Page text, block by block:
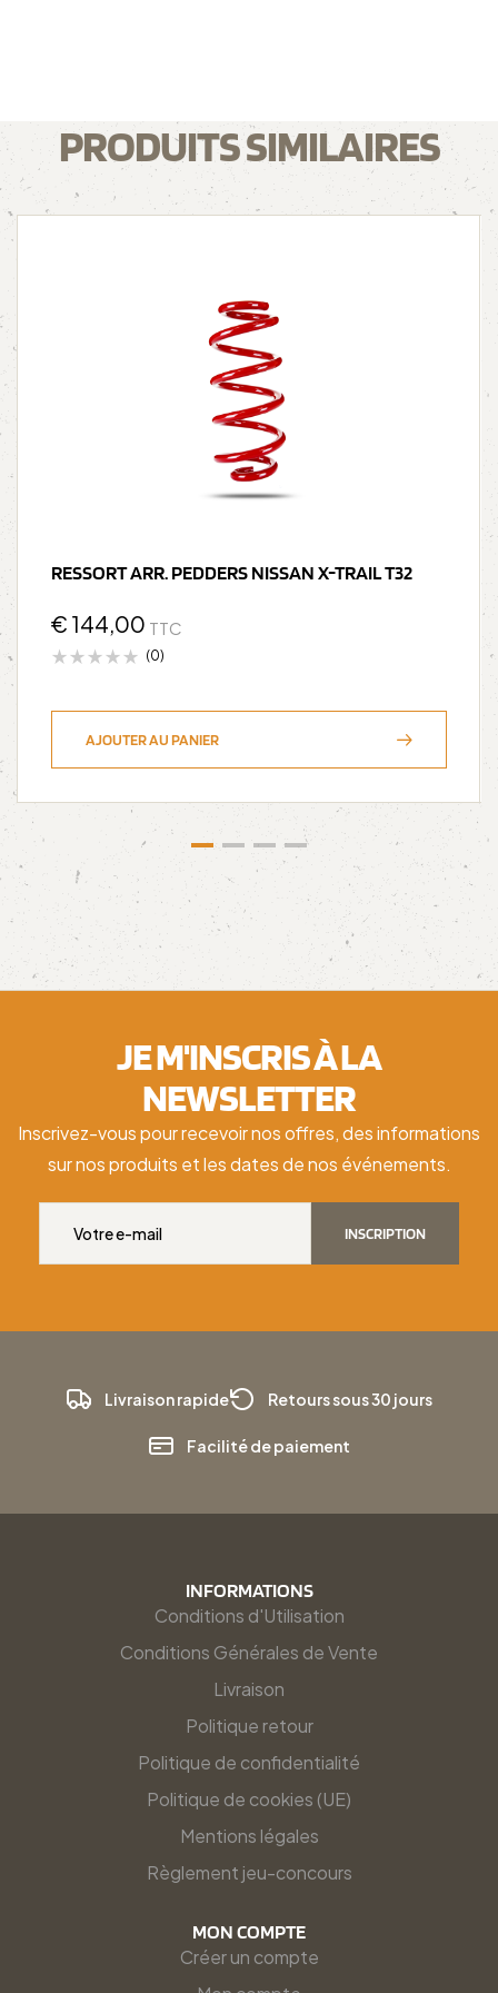
PRODUITS SIMILAIRES
RESSORT ARR. PEDDERS NISSAN X-TRAIL T32
€ 144,00 TTC
(0)
AJOUTER AU PANIER
JE M'INSCRIS À LA
NEWSLETTER
Inscrivez-vous pour recevoir nos offres, des informations
sur nos produits et les dates de nos événements.
INSCRIPTION
Livraison rapide Retours sous 30 jours
Facilité de paiement
INFORMATIONS
Conditions d'Utilisation
Conditions Générales de Vente
Livraison
Politique retour
Politique de confidentialité
Politique de cookies (UE)
Mentions légales
Règlement jeu-concours
MON COMPTE
Créer un compte